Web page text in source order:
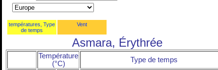
températures, Type
de temps
Vent
Asmara, Érythrée
Température
(°C)
Type de temps